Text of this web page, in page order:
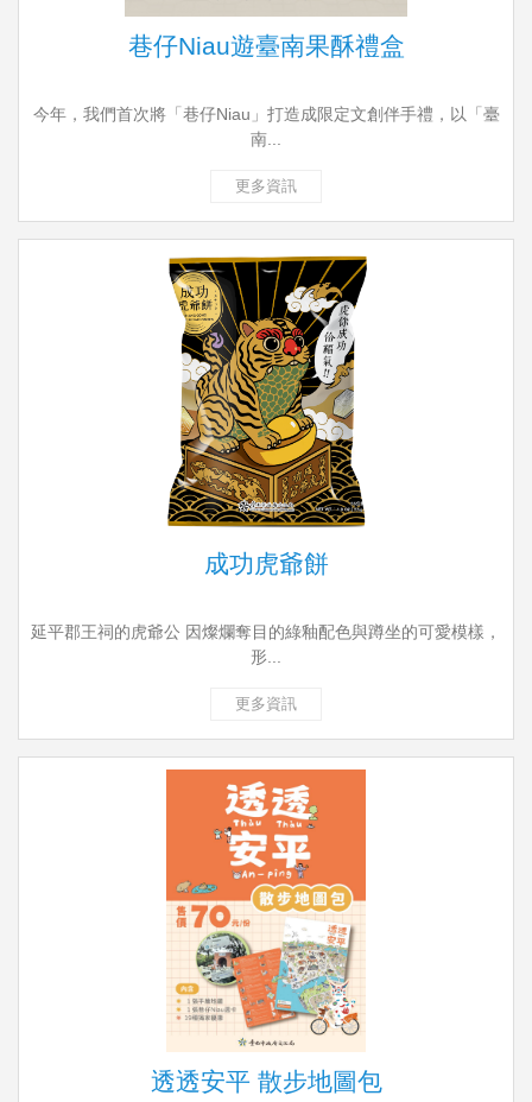
巷仔Niau遊臺南果酥禮盒
今年，我們首次將「巷仔Niau」打造成限定文創伴手禮，以「臺
南...
更多資訊
成功虎爺餅
延平郡王祠的虎爺公 因燦爛奪目的綠釉配色與蹲坐的可愛模樣，
形...
更多資訊
透透安平 散步地圖包